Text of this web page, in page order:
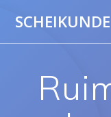
SCHEIKUNDE